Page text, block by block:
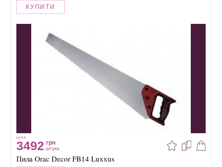
КУПИТИ
ЦІНА
3492 грн
штука
Пила Orac Decor FB14 Luxxus